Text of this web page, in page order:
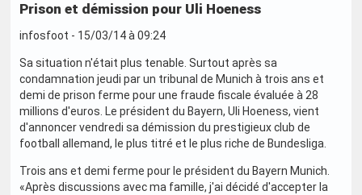
Prison et démission pour Uli Hoeness
infosfoot - 15/03/14 à 09:24
Sa situation n'était plus tenable. Surtout après sa
condamnation jeudi par un tribunal de Munich à trois ans et
demi de prison ferme pour une fraude fiscale évaluée à 28
millions d'euros. Le président du Bayern, Uli Hoeness, vient
d'annoncer vendredi sa démission du prestigieux club de
football allemand, le plus titré et le plus riche de Bundesliga.
Trois ans et demi ferme pour le président du Bayern Munich.
«Après discussions avec ma famille, j'ai décidé d'accepter la